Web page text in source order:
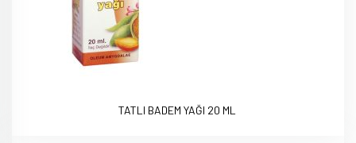
TATLI BADEM YAĞI 20 ML